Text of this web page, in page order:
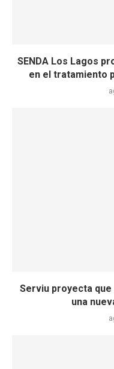
SENDA Los Lagos
en el tratamiento
Serviu proyecta
una